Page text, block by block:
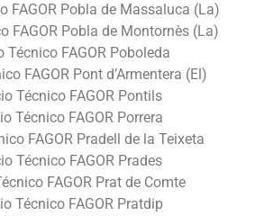
FAGOR Pobla de Massaluca (La)
FAGOR Pobla de Montornès (La)
Técnico FAGOR Poboleda
FAGOR Pont d’Armentera (El)
Técnico FAGOR Pontils
Técnico FAGOR Porrera
FAGOR Pradell de la Teixeta
Técnico FAGOR Prades
FAGOR Prat de Comte
Técnico FAGOR Pratdip